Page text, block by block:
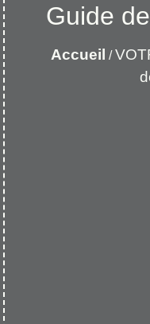
Guide
Accueil /